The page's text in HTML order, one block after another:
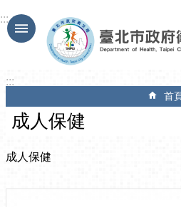
跳到主要內容區塊
:::
:::
首
成人保健
成人保健